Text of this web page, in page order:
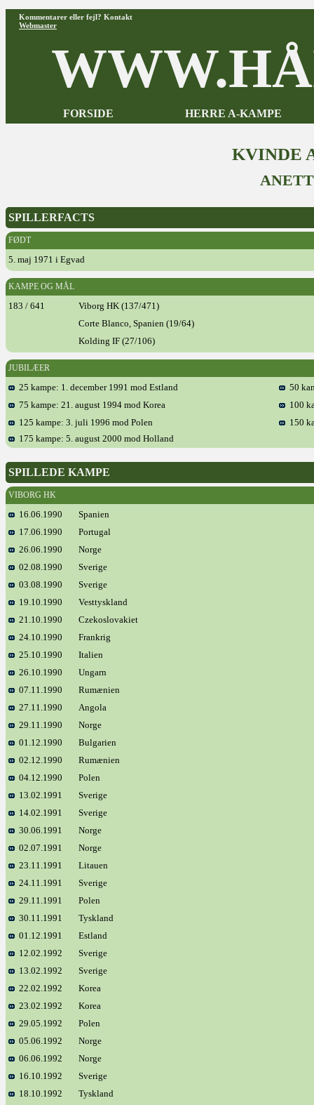
Kommentarer eller fejl? Kontakt
Webmaster
FORSIDE HERRE A-KAMPE
KVINDE
SPILLERFACTS
FØDT
5. maj 1971 i Egvad
KAMPE OG MÅL
183 / 641
Viborg HK (137/471)
Corte Blanco, Spanien (19/64)
Kolding IF (27/106)
JUBILÆER
25 kampe: 1. december 1991 mod Estland
50
75 kampe: 21. august 1994 mod Korea
100
125 kampe: 3. juli 1996 mod Polen
150
175 kampe: 5. august 2000 mod Holland
SPILLEDE KAMPE
VIBORG HK
16.06.1990
Spanien
17.06.1990
Portugal
26.06.1990
Norge
02.08.1990
Sverige
03.08.1990
Sverige
19.10.1990
Vesttyskland
21.10.1990
Czekoslovakiet
24.10.1990
Frankrig
25.10.1990
Italien
26.10.1990
Ungarn
07.11.1990
Rumænien
27.11.1990
Angola
29.11.1990
Norge
01.12.1990
Bulgarien
02.12.1990
Rumænien
04.12.1990
Polen
13.02.1991
Sverige
14.02.1991
Sverige
30.06.1991
Norge
02.07.1991
Norge
23.11.1991
Litauen
24.11.1991
Sverige
29.11.1991
Polen
30.11.1991
Tyskland
01.12.1991
Estland
12.02.1992
Sverige
13.02.1992
Sverige
22.02.1992
Korea
23.02.1992
Korea
29.05.1992
Polen
05.06.1992
Norge
06.06.1992
Norge
16.10.1992
Sverige
18.10.1992
Tyskland